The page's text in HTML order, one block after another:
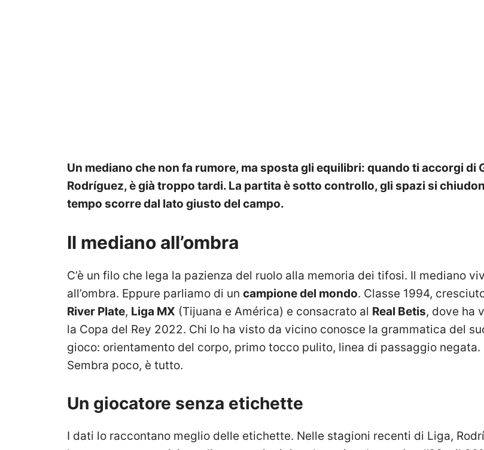
Un mediano che non fa rumore, ma sposta gli equilibri: quando ti accorgi di
Rodríguez, è già troppo tardi. La partita è sotto controllo, gli spazi si
tempo scorre dal lato giusto del campo.
Il mediano all’ombra
C’è un filo che lega la pazienza del ruolo alla memoria dei tifosi. Il mediano
all’ombra. Eppure parliamo di un campione del mondo. Classe 1994,
River Plate, Liga MX (Tijuana e América) e consacrato al Real Betis, dove ha
la Copa del Rey 2022. Chi lo ha visto da vicino conosce la grammatica del
gioco: orientamento del corpo, primo tocco pulito, linea di passaggio negata.
Sembra poco, è tutto.
Un giocatore senza etichette
I dati lo raccontano meglio delle etichette. Nelle stagioni recenti di Liga,